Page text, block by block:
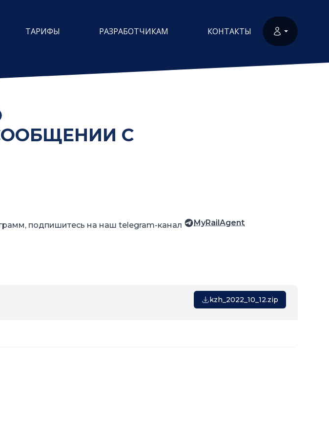
ТАРИФЫ РАЗРАБОТЧИКАМ КОНТАКТЫ
С
подпишитесь на наш telegram-канал MyRailAgent
kzh_2022_10_12.zip